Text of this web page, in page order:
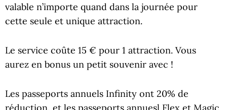
valable n’importe quand dans la journée pour
cette seule et unique attraction.
Le service coûte 15 € pour 1 attraction. Vous
aurez en bonus un petit souvenir avec !
Les passeports annuels Infinity ont 20% de
réduction, et les passeports annuesl Flex et Magic